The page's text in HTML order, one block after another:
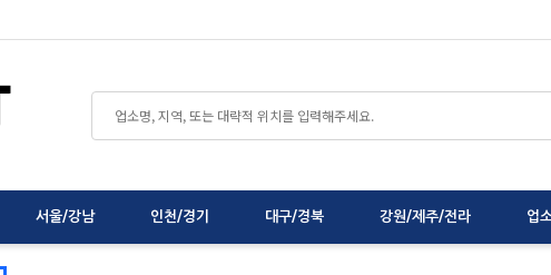
서울/강남 인천/경기 대구/경북 강원/제주/전라 업